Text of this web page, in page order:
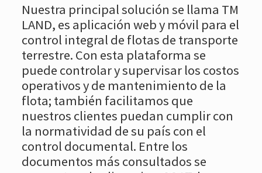
Nuestra principal solución se llama TM
LAND, es aplicación web y móvil para el
control integral de flotas de transporte
terrestre. Con esta plataforma se
puede controlar y supervisar los costos
operativos y de mantenimiento de la
flota; también facilitamos que
nuestros clientes puedan cumplir con
la normatividad de su país con el
control documental. Entre los
documentos más consultados se